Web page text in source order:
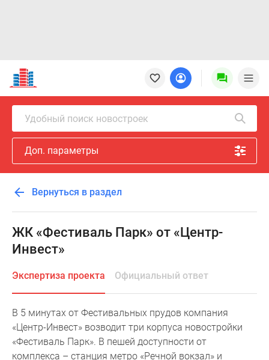
Новостройки
Квартиры
Ипотека
Новостройки
Москвы
Новостройки
Подмосковья
Новостройки
Москвы
Готовые
новостройки
Новостройки
Специальные
предложения
Коммерческие
помещения
Продавцы
Удобный поиск новостроек
Доп. параметры
Вернуться в раздел
ЖК «Фестиваль Парк» от «Центр-
Инвест»
Экспертиза проекта Официальный ответ
В 5 минутах от Фестивальных прудов компания
«Центр-Инвест» возводит три корпуса новостройки
«Фестиваль Парк». В пешей доступности от
комплекса – станция метро «Речной вокзал» и